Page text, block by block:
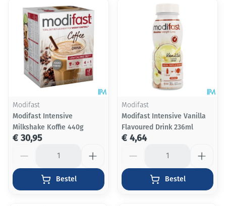
Modifast
Modifast Intensive
Milkshake Koffie 440g
€ 30,95
Bestel
Modifast
Modifast Intensive Vanilla
Flavoured Drink 236ml
€ 4,64
Bestel